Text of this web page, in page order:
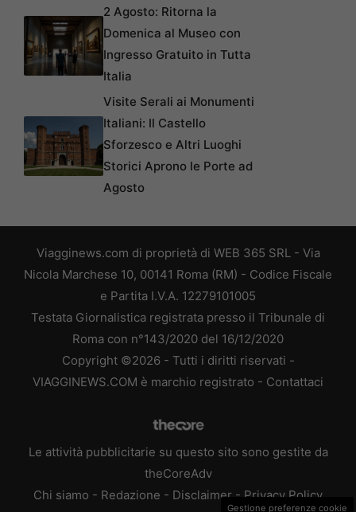
2 Agosto: Ritorna la
Domenica al Museo con
Ingresso Gratuito in Tutta
Italia
Visite Serali ai Monumenti
Italiani: Il Castello
Sforzesco e Altri Luoghi
Storici Aprono le Porte ad
Agosto
Viagginews.com di proprietà di WEB 365 SRL - Via
Nicola Marchese 10, 00141 Roma (RM) - Codice Fiscale
e Partita I.V.A. 12279101005
Testata Giornalistica registrata presso il Tribunale di
Roma con n°143/2020 del 16/12/2020
Copyright ©2026 - Tutti i diritti riservati -
VIAGGINEWS.COM è marchio registrato - Contattaci
Le attività pubblicitarie su questo sito sono gestite da
theCoreAdv
Chi siamo - Redazione - Disclaimer - Privacy Policy
Gestione preferenze cookie